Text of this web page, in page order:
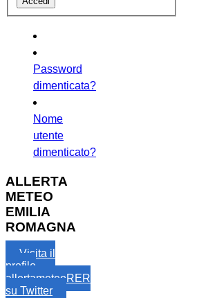
Password
dimenticata?
Nome
utente
dimenticato?
ALLERTA
METEO
EMILIA
ROMAGNA
Visita il
profilo
allertameteoRER
su Twitter